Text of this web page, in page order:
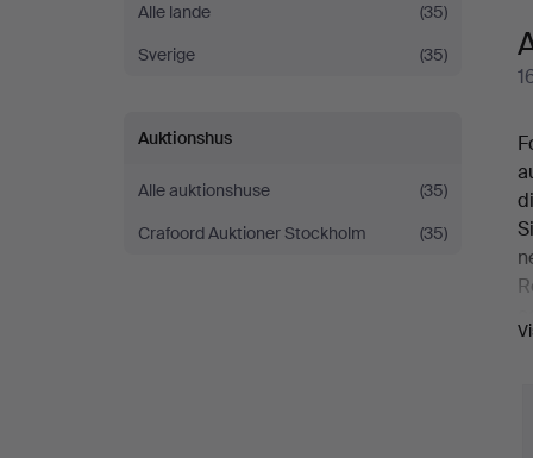
Alle lande
(35)
Sverige
(35)
Auktionshus
Alle auktionshuse
(35)
Crafoord Auktioner Stockholm
(35)